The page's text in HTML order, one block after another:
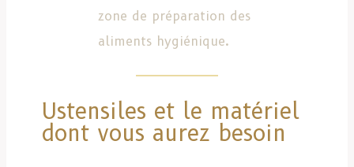
zone de préparation des
aliments hygiénique.
Ustensiles et le matériel
dont vous aurez besoin